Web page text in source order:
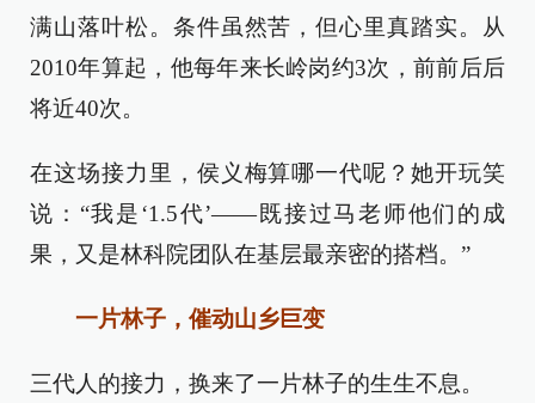
满山落叶松。条件虽然苦，但心里真踏实。从
2010年算起，他每年来长岭岗约3次，前前后后
将近40次。
在这场接力里，侯义梅算哪一代呢？她开玩笑
说：“我是‘1.5代’——既接过马老师他们的成
果，又是林科院团队在基层最亲密的搭档。”
一片林子，催动山乡巨变
三代人的接力，换来了一片林子的生生不息。